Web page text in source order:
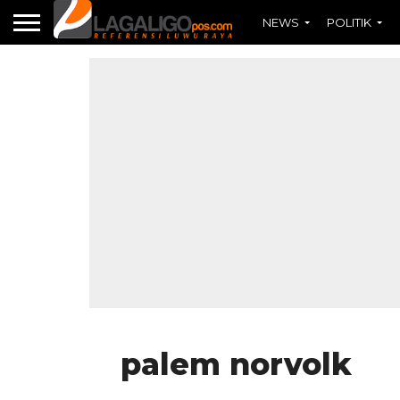
NEWS POLITIK
palem norvolk